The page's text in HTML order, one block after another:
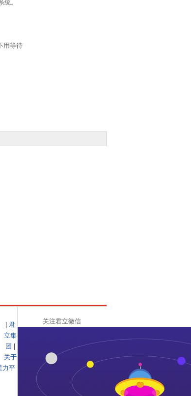
。
用等待
关注君立微信
君
立集
团
关于
力平